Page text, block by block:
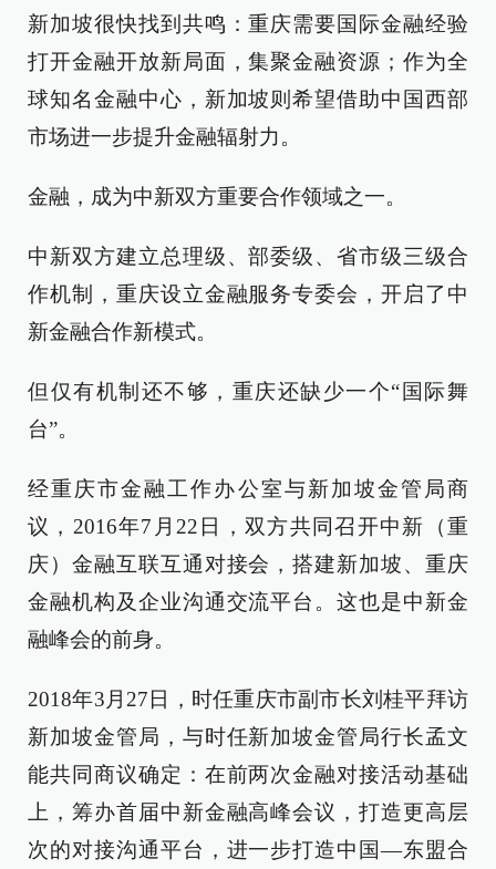
新加坡很快找到共鸣：重庆需要国际金融经验
打开金融开放新局面，集聚金融资源；作为全
球知名金融中心，新加坡则希望借助中国西部
市场进一步提升金融辐射力。
金融，成为中新双方重要合作领域之一。
中新双方建立总理级、部委级、省市级三级合
作机制，重庆设立金融服务专委会，开启了中
新金融合作新模式。
但仅有机制还不够，重庆还缺少一个“国际舞
台”。
经重庆市金融工作办公室与新加坡金管局商
议，2016年7月22日，双方共同召开中新（重
庆）金融互联互通对接会，搭建新加坡、重庆
金融机构及企业沟通交流平台。这也是中新金
融峰会的前身。
2018年3月27日，时任重庆市副市长刘桂平拜访
新加坡金管局，与时任新加坡金管局行长孟文
能共同商议确定：在前两次金融对接活动基础
上，筹办首届中新金融高峰会议，打造更高层
次的对接沟通平台，进一步打造中国—东盟合